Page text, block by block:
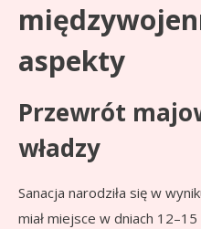
aspekty
Przewrót
władzy
Sanacja narodziła się w
miał miejsce w dniach